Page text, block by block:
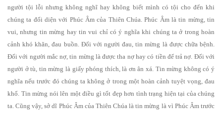
người tội lỗi nhưng không nghĩ hay không biết mình có tội cho đến khi
chúng ta đối diện với Phúc Âm của Thiên Chúa. Phúc Âm là tin mừng, tin
vui, nhưng tin mừng hay tin vui chỉ có ý nghĩa khi chúng ta ở trong hoàn
cảnh khó khăn, đau buồn. Đối với người đau, tin mừng là được chữa bệnh.
Đối với người mắc nợ, tin mừng là được tha nợ hay có tiền để trả nợ. Đối với
người ở tù, tin mừng là giấy phóng thích, là ơn ân xá. Tin mừng không có ý
nghĩa nếu trước đó chúng ta không ở trong một hoàn cảnh tuyệt vọng, đau
khổ. Tin mừng nói lên một điều gì tốt đẹp hơn tình trạng hiện tại của chúng
ta. Cũng vậy, sở dĩ Phúc Âm của Thiên Chúa là tin mừng là vì Phúc Âm trước